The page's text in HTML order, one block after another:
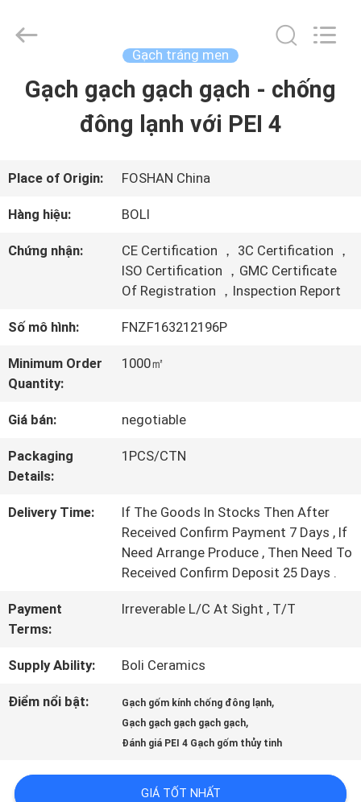
NHÀ
PHẨM
VIDEO
CHÚNG
TÔI
CHUYẾN
THAM
KIỂM
SOÁT
CHẤT
LIÊN
FOSHAN
Gạch tráng men
Gạch gạch gạch gạch - chống
đông lạnh với PEI 4
Place of Origin: FOSHAN China
Hàng hiệu: BOLI
Chứng nhận:
CE Certification ， 3C Certification ，
ISO Certification ，GMC Certificate
Of Registration ，Inspection Report
Số mô hình: FNZF163212196P
Minimum Order
Quantity:
1000㎡
Giá bán: negotiable
Packaging
Details:
1PCS/CTN
Delivery Time:
If The Goods In Stocks Then After
Received Confirm Payment 7 Days , If
Need Arrange Produce , Then Need To
Received Confirm Deposit 25 Days .
Payment
Terms:
Irreverable L/C At Sight , T/T
Supply Ability: Boli Ceramics
Điểm nổi bật: Gạch gốm kính chống đông lạnh,
Gạch gạch gạch gạch gạch,
Đánh giá PEI 4 Gạch gốm thủy tinh
GIÁ TỐT NHẤT